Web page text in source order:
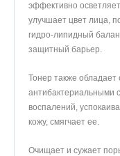
эффективно
улучшает цвет лица,
гидро-липидный
защитный барьер.
Тонер также
антибактериальными
воспалений,
кожу, смягчает ее.
Очищает и сужает